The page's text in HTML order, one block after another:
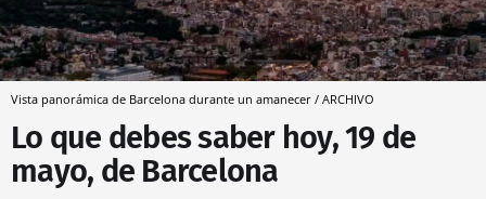
Vista panorámica de Barcelona durante un amanecer / ARCHIVO
Lo que debes saber hoy, 19 de
mayo, de Barcelona